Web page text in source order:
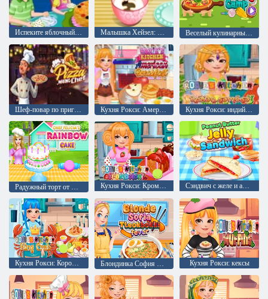
Испеките яблочный пирог Малышка Хейзел: Сырные кексы Веселый кулинарный лагерь
Шеф-повар по приготовлению пиццы Кухня Рокси: Американский завтрак Кухня Рокси: индийская самоса
Кухня Рокси: Кромболони Сэндвич с желе и арахисовым маслом
Кухня Рокси: Королевский краб Блондинка София Лихорадка Ттокбокки Кухня Рокси: кексы